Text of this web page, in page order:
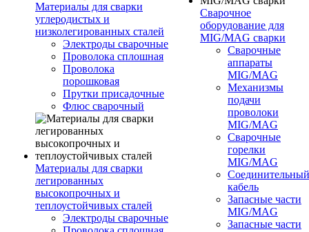
Материалы для сварки
углеродистых и
низколегированных сталей
Электроды сварочные
Проволока сплошная
Проволока
порошковая
Прутки присадочные
Флюс сварочный
Материалы для сварки
легированных
высокопрочных и
теплоустойчивых сталей
Электроды сварочные
Сварочное
оборудование для
MIG/MAG сварки
Сварочные
аппараты
MIG/MAG
Механизмы
подачи
проволоки
MIG/MAG
Сварочные
горелки
MIG/MAG
Соединительный
кабель
Запасные части
MIG/MAG
Запасные части